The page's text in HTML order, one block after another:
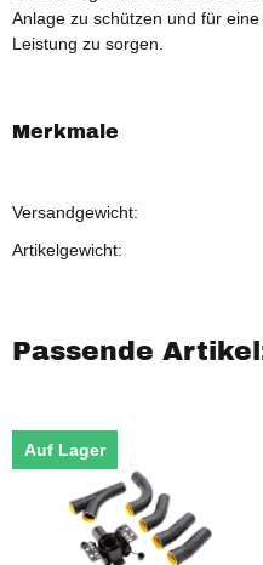
Anlage zu schützen und für
Leistung zu sorgen.
Merkmale
Versandgewicht:
Artikelgewicht:
Passende
Auf Lager